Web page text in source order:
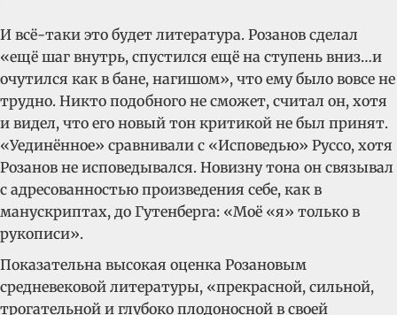
И всё-таки это будет литература. Розанов сделал
«ещё шаг внутрь, спустился ещё на ступень вниз…и
очутился как в бане, нагишом», что ему было вовсе не
трудно. Никто подобного не сможет, считал он, хотя
и видел, что его новый тон критикой не был принят.
«Уединённое» сравнивали с «Исповедью» Руссо, хотя
Розанов не исповедывался. Новизну тона он связывал
с адресованностью произведения себе, как в
манускриптах, до Гутенберга: «Моё «я» только в
рукописи».
Показательна высокая оценка Розановым
средневековой литературы, «прекрасной, сильной,
трогательной и глубоко плодоносной в своей